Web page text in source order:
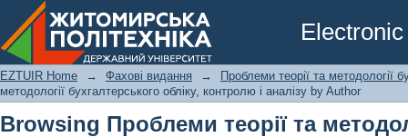
Browsing Проблеми теорії та
аналізу by Author
EZTUIR Home → Фахові видання →
Проблеми теорії та методології
методології бухгалтерського обліку, контролю і аналізу by Author
Browsing Проблеми теорії та